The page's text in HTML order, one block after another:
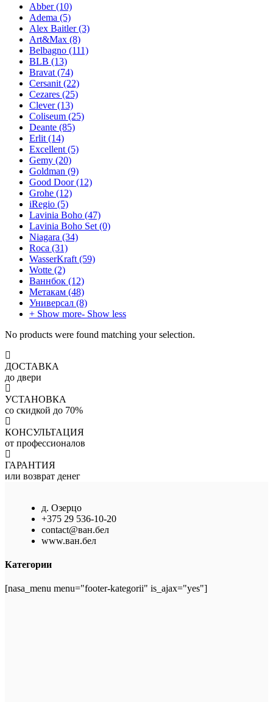
Wotte
Ваннбок
Метакам
Универсал
Abber(10)
Adema (5)
Alex Baitler(3)
Art&Max (8)
Belbagno (111)
BLB (13)
Bravat (74)
Cersanit (22)
Cezares (25)
Clever(13)
Coliseum (25)
Deante (85)
Erlit (14)
Excellent (5)
Gemy (20)
Goldman (9)
Good Door(12)
Grohe (12)
iRegio (5)
Lavinia Boho (47)
Lavinia Boho Set (0)
Niagara (34)
Roca (31)
WasserKraft (59)
Wotte (2)
Ваннбок (12)
Метакам (48)
Универсал (8)
+ Show more- Show less
No products were found matching your selection.
ДОСТАВКА
до двери
УСТАНОВКА
со скидкой до 70%
КОНСУЛЬТАЦИЯ
от профессионалов
ГАРАНТИЯ
или возврат денег
д. Озерцо
+375 29 536-10-20
contact@ван.бел
www.ван.бел
Категории
[nasa_menu menu="footer-kategorii" is_ajax="yes"]